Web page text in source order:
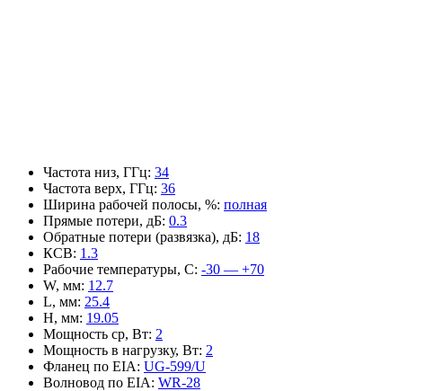
Частота низ, ГГц: 34
Частота верх, ГГц: 36
Ширина рабочей полосы, %: полная
Прямые потери, дБ: 0.3
Обратные потери (развязка), дБ: 18
КСВ: 1.3
Рабочие температуры, С: -30 — +70
W, мм: 12.7
L, мм: 25.4
H, мм: 19.05
Мощность ср, Вт: 2
Мощность в нагрузку, Вт: 2
Фланец по EIA: UG-599/U
Волновод по EIA: WR-28